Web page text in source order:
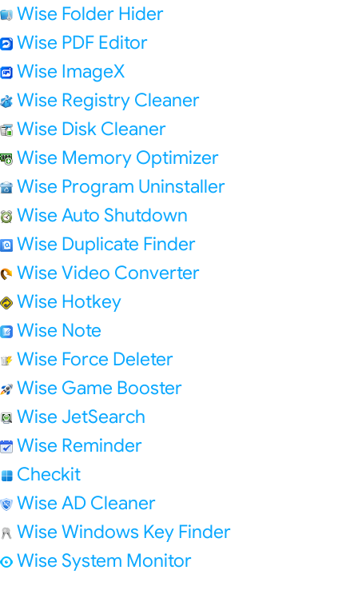
Wise Folder Hider
Wise PDF Editor
Wise ImageX
Wise Registry Cleaner
Wise Disk Cleaner
Wise Memory Optimizer
Wise Program Uninstaller
Wise Auto Shutdown
Wise Duplicate Finder
Wise Video Converter
Wise Hotkey
Wise Note
Wise Force Deleter
Wise Game Booster
Wise JetSearch
Wise Reminder
Checkit
Wise AD Cleaner
Wise Windows Key Finder
Wise System Monitor